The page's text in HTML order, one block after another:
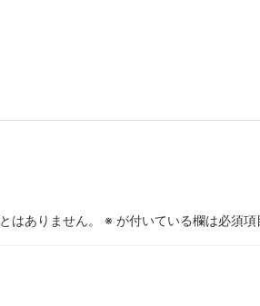
好演技www当たり屋やお煽り運転など
メガネ美人ナースに入院中のオレのオ
とシェパード
鉄wwwwwwwwwwww
はありません。 ※ が付いている欄は必須項